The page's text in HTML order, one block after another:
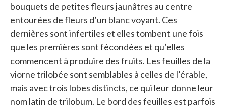
bouquets de petites fleurs jaunâtres au centre
entourées de fleurs d’un blanc voyant. Ces
dernières sont infertiles et elles tombent une fois
que les premières sont fécondées et qu’elles
commencent à produire des fruits. Les feuilles de la
viorne trilobée sont semblables à celles de l’érable,
mais avec trois lobes distincts, ce qui leur donne leur
nom latin de trilobum. Le bord des feuilles est parfois